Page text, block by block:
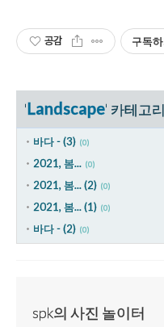
공감 구독
'Landscape' 카테고
바다 - (3) (0)
2021, 봄... (0)
2021, 봄... (2) (0)
2021, 봄... (1) (0)
바다 - (2) (0)
spk의 사진 놀이터